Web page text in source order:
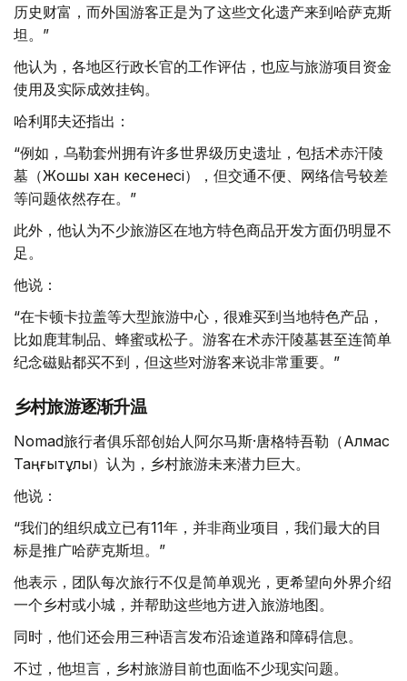
历史财富，而外国游客正是为了这些文化遗产来到哈萨克斯
坦。”
他认为，各地区行政长官的工作评估，也应与旅游项目资金
使用及实际成效挂钩。
哈利耶夫还指出：
“例如，乌勒套州拥有许多世界级历史遗址，包括术赤汗陵
墓（Жошы хан кесенесі），但交通不便、网络信号较差
等问题依然存在。”
此外，他认为不少旅游区在地方特色商品开发方面仍明显不
足。
他说：
“在卡顿卡拉盖等大型旅游中心，很难买到当地特色产品，
比如鹿茸制品、蜂蜜或松子。游客在术赤汗陵墓甚至连简单
纪念磁贴都买不到，但这些对游客来说非常重要。”
乡村旅游逐渐升温
Nomad旅行者俱乐部创始人阿尔马斯·唐格特吾勒（Алмас
Таңғытұлы）认为，乡村旅游未来潜力巨大。
他说：
“我们的组织成立已有11年，并非商业项目，我们最大的目
标是推广哈萨克斯坦。”
他表示，团队每次旅行不仅是简单观光，更希望向外界介绍
一个乡村或小城，并帮助这些地方进入旅游地图。
同时，他们还会用三种语言发布沿途道路和障碍信息。
不过，他坦言，乡村旅游目前也面临不少现实问题。